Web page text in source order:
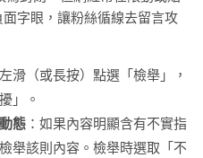
字眼，讓粉絲循線去留言攻
滑（或長按）點選「檢舉」，
」。
態 ：如果內容明顯含有不實指
舉該則內容。檢舉時選取「不